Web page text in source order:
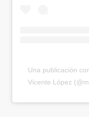
Una publicación
Vicente López